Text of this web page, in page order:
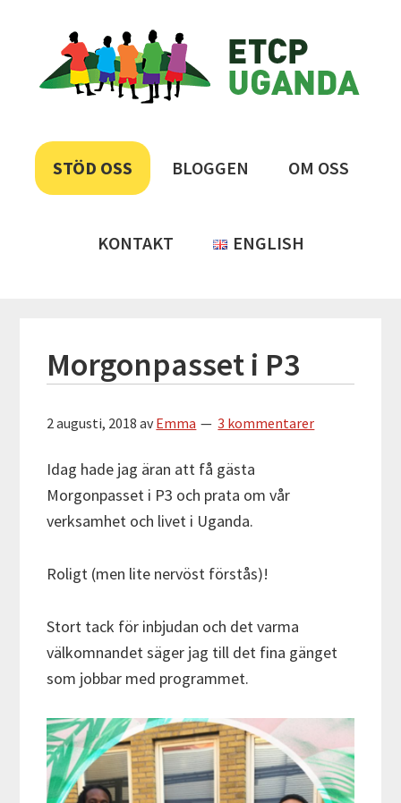
huvudnavigering
huvudinnehåll
primära
ETCP
Uganda
Emma
Therese
STÖD OSS BLOGGEN OM OSS
KONTAKT ENGLISH
Morgonpasset i P3
2 augusti, 2018 avEmma 3 kommentarer
Idag hade jag äran att få gästa
Morgonpasset i P3 och prata om vår
verksamhet och livet i Uganda.
Roligt (men lite nervöst förstås)!
Stort tack för inbjudan och det varma
välkomnandet säger jag till det fina gänget
som jobbar med programmet.